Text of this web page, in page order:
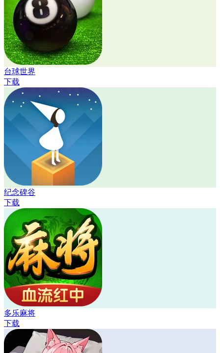
台球世界
下载
纪念碑谷
下载
多乐麻将
下载